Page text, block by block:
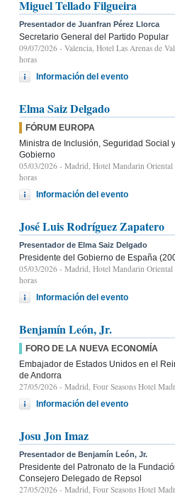
Miguel Tellado Filgueira
Presentador de Juanfran Pérez Llorca
Secretario General del Partido Popular
09/07/2026 - Valencia, Hotel Las Arenas de
horas
Información del evento
Elma Saiz Delgado
FÓRUM EUROPA
Ministra de Inclusión, Seguridad Social
Gobierno
05/03/2026 - Madrid, Hotel Mandarin
horas
Información del evento
José Luis Rodríguez Zapatero
Presentador de Elma Saiz Delgado
Presidente del Gobierno de España
05/03/2026 - Madrid, Hotel Mandarin
horas
Información del evento
Benjamín León, Jr.
FORO DE LA NUEVA ECONOMÍA
Embajador de Estados Unidos en el
de Andorra
27/05/2026 - Madrid, Four Seasons Hotel
Información del evento
Josu Jon Imaz
Presentador de Benjamín León, Jr.
Presidente del Patronato de la
Consejero Delegado de Repsol
27/05/2026 - Madrid, Four Seasons Hotel